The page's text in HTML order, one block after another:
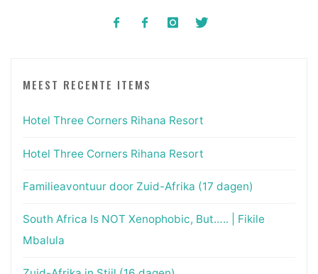
MEEST RECENTE ITEMS
Hotel Three Corners Rihana Resort
Hotel Three Corners Rihana Resort
Familieavontuur door Zuid-Afrika (17 dagen)
South Africa Is NOT Xenophobic, But….. | Fikile
Mbalula